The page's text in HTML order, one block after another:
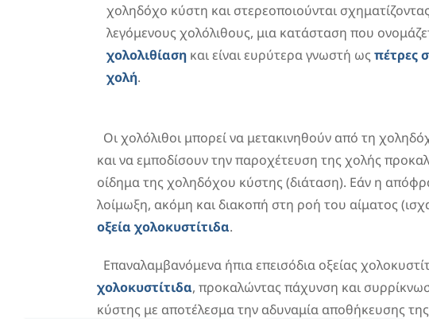
χοληδόχο κύστη και στερεοποιούνται
λεγόμενους χολόλιθους, μια κατάσταση που
χολολιθίαση και είναι ευρύτερα γνωστή ως πέτρες
χολή.
Οι χολόλιθοι μπορεί να μετακινηθούν από τη
και να εμποδίσουν την παροχέτευση της χολής
οίδημα της χοληδόχου κύστης (διάταση). Εάν η
λοίμωξη, ακόμη και διακοπή στη ροή του αίματος
οξεία χολοκυστίτιδα.
Επαναλαμβανόμενα ήπια επεισόδια οξείας
χολοκυστίτιδα, προκαλώντας πάχυνση και
κύστης με αποτέλεσμα την αδυναμία αποθήκευσης